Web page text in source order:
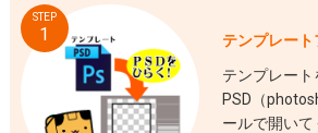
STEP
1
テンプレート
テンプレート
PSD（
ールで開い